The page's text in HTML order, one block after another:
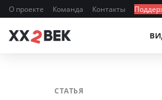
О проекте Команда Контакты
СТАТЬЯ